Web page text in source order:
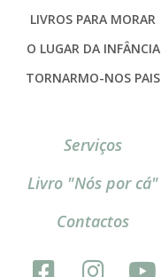
LIVROS PARA MORAR
O LUGAR DA INFÂNCIA
TORNARMO-NOS PAIS
Serviços
Livro "Nós por cá"
Contactos